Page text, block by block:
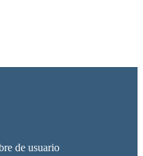
de usuario